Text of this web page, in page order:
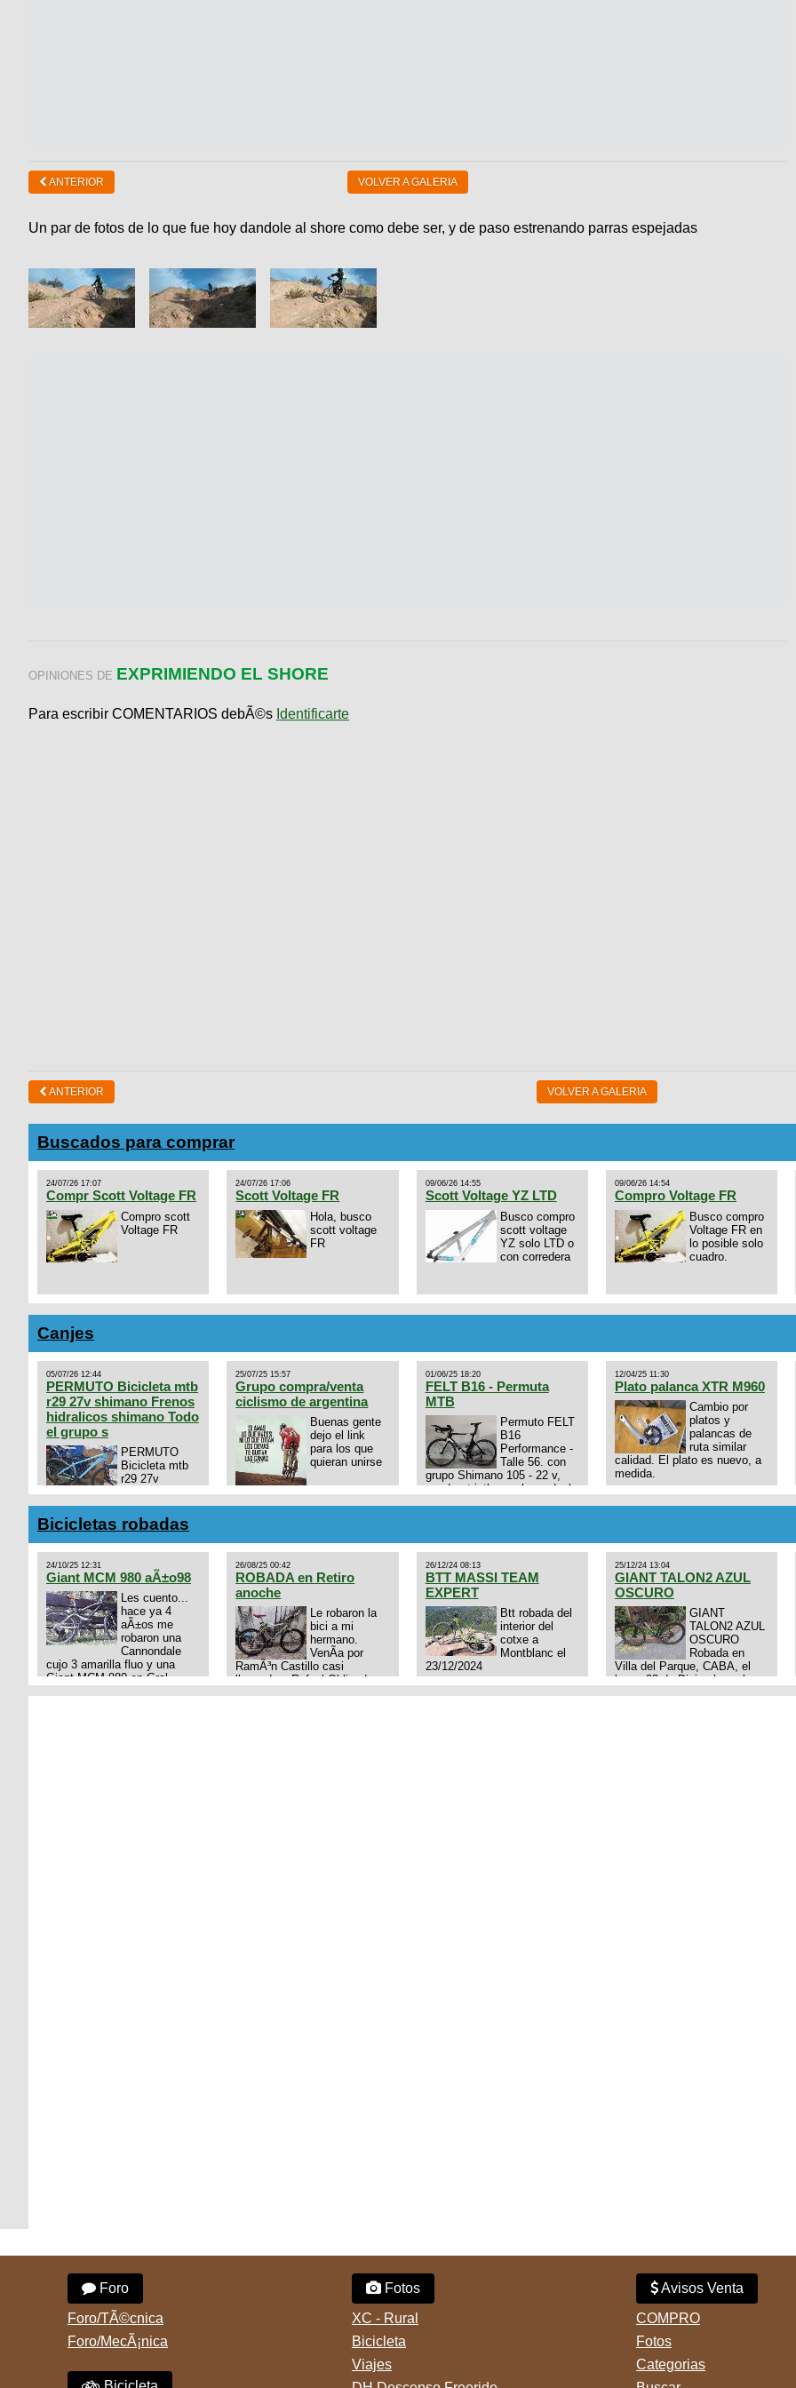
ANTERIOR VOLVER A GALERIA
Un par de fotos de lo que fue hoy dandole al shore como debe ser, y de paso estrenando parras espejadas
OPINIONES DE EXPRIMIENDO EL SHORE
Para escribir COMENTARIOS debÃ©s Identificarte
ANTERIOR VOLVER A GALERIA
Buscados para comprar
24/07/26 17:07
Compr Scott Voltage FR
Compro scott
Voltage FR
24/07/26 17:06
Scott Voltage FR
Hola, busco
scott voltage
FR
09/06/26 14:55
Scott Voltage YZ LTD
Busco compro
scott voltage
YZ solo LTD o
con corredera
09/06/26 14:54
Compro Voltage FR
Busco compro
Voltage FR en
lo posible solo
cuadro.
Canjes
05/07/26 12:44
PERMUTO Bicicleta mtb
r29 27v shimano Frenos
hidralicos shimano Todo
el grupo s
PERMUTO
Bicicleta mtb
r29 27v
shimano
Frenos hidralicos shimano
Todo el grupo shimano Talle
s/m Permuto x pistera o ruta
talle s o m.
25/07/25 15:57
Grupo compra/venta
ciclismo de argentina
Buenas gente
dejo el link
para los que
quieran unirse
https://chat.whatsapp.com/E4N9zhVk9wHFFzK7T345Kn?
mode=ac_t
01/06/25 18:20
FELT B16 - Permuta
MTB
Permuto FELT
B16
Performance -
Talle 56. con
grupo Shimano 105 - 22 v,
cuadro: triatlon carbono dual
12/04/25 11:30
Plato palanca XTR M960
Cambio por
platos y
palancas de
ruta similar
calidad. El plato es nuevo, a
medida.
Bicicletas robadas
24/10/25 12:31
Giant MCM 980 aÃ±o98
Les cuento...
hace ya 4
aÃ±os me
robaron una
Cannondale
cujo 3 amarilla fluo y una
Giant MCM 980 en Gral
26/08/25 00:42
ROBADA en Retiro
anoche
Le robaron la
bici a mi
hermano.
VenÃ­a por
RamÃ³n Castillo casi
llegando a Rafael Obligado en
Retiro (zona puerto) a eso de
26/12/24 08:13
BTT MASSI TEAM
EXPERT
Btt robada del
interior del
cotxe a
Montblanc el
23/12/2024
25/12/24 13:04
GIANT TALON2 AZUL
OSCURO
GIANT
TALON2 AZUL
OSCURO
Robada en
Villa del Parque, CABA, el
lunes 23 de Diciembre a las
11:38 am, hay video del
Foro
Foro/TÃ©cnica
Foro/MecÃ¡nica
Fotos
XC - Rural
Bicicleta
Viajes
Avisos Venta
COMPRO
Fotos
Categorias